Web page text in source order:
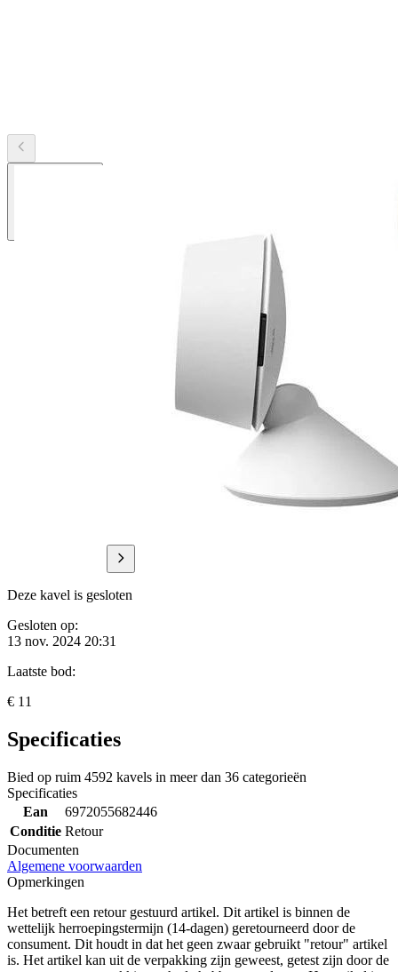
Deze kavel is gesloten
Gesloten op:
13 nov. 2024 20:31
Laatste bod:
€ 11
Specificaties
Bied op ruim 4592 kavels in meer dan 36 categorieën
Specificaties
Ean
6972055682446
Conditie Retour
Documenten
Algemene voorwaarden
Opmerkingen
Het betreft een retour gestuurd artikel. Dit artikel is binnen de
wettelijk herroepingstermijn (14-dagen) geretourneerd door de
consument. Dit houdt in dat het geen zwaar gebruikt "retour" artikel
is. Het artikel kan uit de verpakking zijn geweest, getest zijn door de